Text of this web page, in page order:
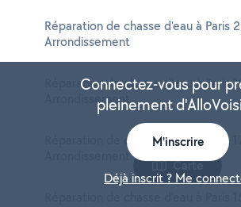
Réparation de chasse d'eau à Paris
Arrondissement
Réparation de chasse d'eau à Paris
Arrondissement
Réparation de chasse d'eau à Paris
Arrondissement
Carte
Connectez-vous pour
pleinement
M'inscrire
Déjà inscrit ? Me